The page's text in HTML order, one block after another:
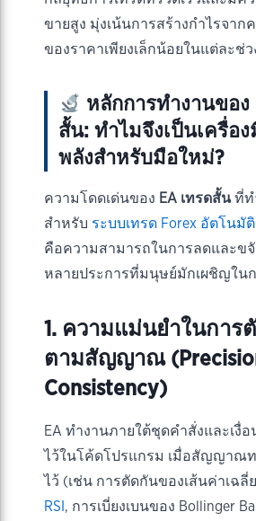
ขายสูง มุ่งเน้นการสร้างกำไรจาก
ของราคาเพียงเล็กน้อยในแต่ละช่ว
หลักการทำงานของ
สั้น: ทำไมจึงเป็นเครื่อ
พลังสำหรับมือใหม่?
ความโดดเด่นของ EA เทรดสั้นที่ท
สำหรับ ระบบเทรด Forex อัตโนมั
คือความสามารถในการลดและข
หลายประการที่มนุษย์มักเผชิญในก
1. ความแม่นยำในการ
ตามสัญญาณ
Consistency)
EA ทำงานภายใต้ชุดคำสั่งและเงื่
ไว้ในโค้ดโปรแกรม เมื่อสัญญาณ
ไว้ (เช่น การตัดกันของเส้นค่าเฉลี่
RSI , การเบี่ยงเบนของ Bollinger